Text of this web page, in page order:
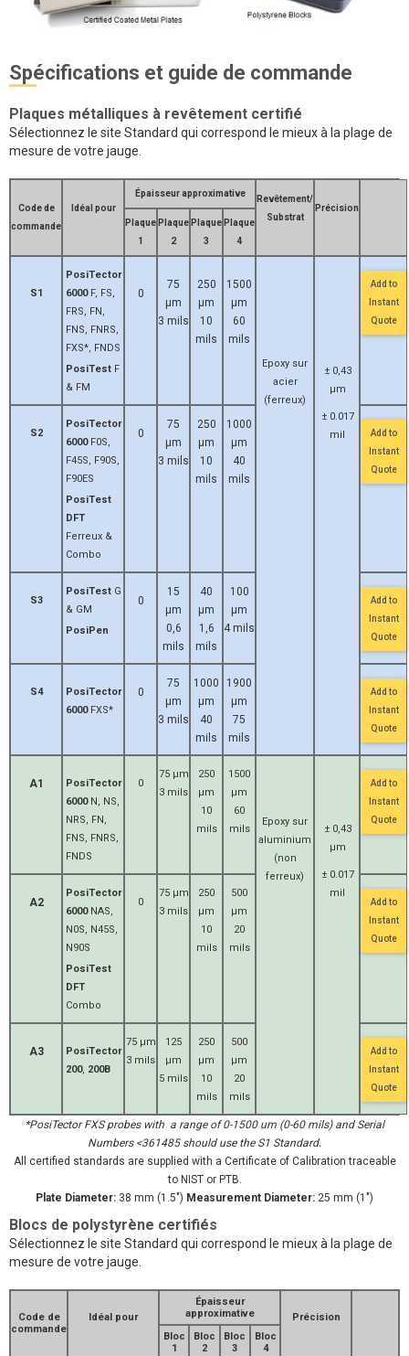
Spécifications et guide de commande
Plaques métalliques à revêtement certifié
Sélectionnez le site Standard qui correspond le mieux à la plage de
mesure de votre jauge.
Code de
commande
Idéal pour
Épaisseur approximative
Revêtement/
Substrat
Précision
Plaque
1
Plaque
2
Plaque
3
Plaque
4
S1
PosiTector
6000F, FS,
FRS, FN,
FNS, FNRS,
FXS*, FNDS
PosiTest F
& FM
0
75
μm
3 mils
250
μm
10
mils
1500
μm
60
mils
Epoxy sur
acier
(ferreux)
± 0,43
μm
± 0.017
mil
S2
PosiTector
6000F0S,
F45S, F90S,
F90ES
PosiTest
DFT
Ferreux &
Combo
0
75
μm
3 mils
250
μm
10
mils
1000
μm
40
mils
S3
PosiTest G
& GM
PosiPen
0
Add to
Instant
Quote
Add to
Instant
Quote
15
μm
0,6
mils
40
μm
1,6
mils
100
μm
4 mils
S4
PosiTector
6000FXS*
0
75
μm
3 mils
1000
μm
40
mils
1900
μm
75
mils
A1
PosiTector
6000N, NS,
NRS, FN,
FNS, FNRS,
FNDS
0
75 μm
3 mils
250
μm
10
mils
1500
μm
60
mils
Epoxy sur
aluminium
(non
ferreux)
Add to
Instant
Quote
± 0,43
μm
± 0.017
mil
A2
PosiTector
6000NAS,
N0S, N45S,
N90S
PosiTest
DFT
Combo
0
75 μm
3 mils
250
μm
10
mils
500
μm
20
mils
A3
Add to
Instant
Quote
PosiTector
200, 200B
75 μm
3 mils
125
μm
5 mils
250
μm
10
mils
500
μm
20
mils
Add to
Instant
Quote
Add to
Instant
Quote
Add to
Instant
Quote
*PosiTector FXS probes with a range of 0-1500 um (0-60 mils) and Serial
Numbers <361485 should use the S1 Standard.
All certified standards are supplied with a Certificate of Calibration traceable
to NIST or PTB.
Plate Diameter: 38 mm (1.5") Measurement Diameter: 25 mm (1")
Blocs de polystyrène certifiés
Sélectionnez le site Standard qui correspond le mieux à la plage de
mesure de votre jauge.
Code de
commande
Idéal pour
Épaisseur
approximative
Précision
Bloc
1
Bloc
2
Bloc
3
Bloc
4